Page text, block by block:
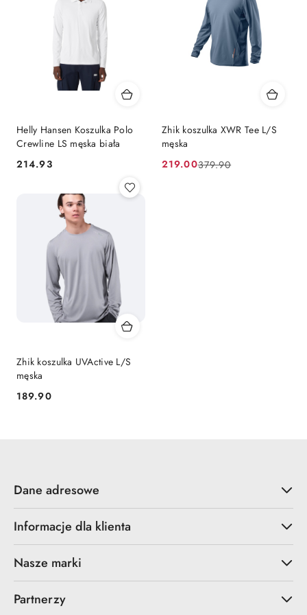
Helly Hansen Koszulka Polo
Crewline LS męska biała
Cena:
214.93
Zhik koszulka XWR Tee L/S
męska
Cena
219.00
Cena
379.90
Zhik koszulka UVActive L/S
męska
Cena:
189.90
Dane adresowe
Informacje dla klienta
Nasze marki
Partnerzy